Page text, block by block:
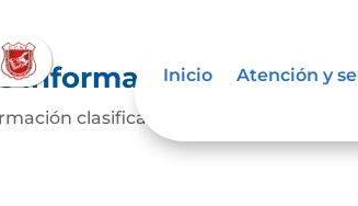
Inicio Atención y
información
clasificada y reservadaDescarga